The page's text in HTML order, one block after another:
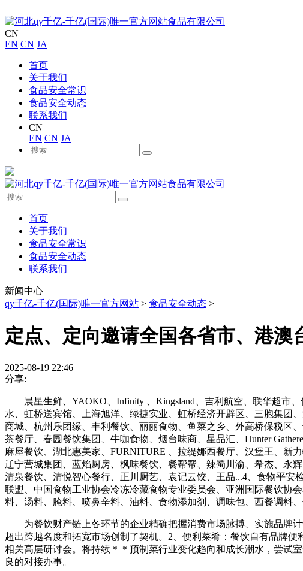
CN
EN CN JA
首页
关于我们
食品安全常识
食品安全动态
联系我们
CN
EN CN JA
首页
关于我们
食品安全常识
食品安全动态
联系我们
新闻中心
qy千亿-千亿(国际)唯一官方网站 > 食品安全动态 >
定点、定向邀请全国各省市、港澳
2025-08-19 22:46
分享:
晨星生鲜、YAOKO、Infinity 、Kingsland、吉利航空、联华超市、
水、虹桥送宾馆、上海旭洋、绿捷实业、虹桥经济开辟区、三胞集团
商城、杭州乐团缘、丰利餐饮、丽丽食物、鱼菜之乡、外高桥保税区
茶餐厅、春园餐饮集团、牛咖食物、烟台味商、星品汇、Hunter
麻屋餐饮、湖北惠美家、FURNITURE 、拉缇娜西餐厅、汉堡王、新
辽宁营城集团、蓝焰厨房、枫味餐饮、餐帮帮、辣蜀川渝、希杰、永
清泉餐饮、清悦智心餐行、正川厨艺、袁记云饺、王品...4、食物平
联盟、中国食物工业协会冷冻冷藏食物专业委员会、亚洲国际餐饮协
料、汤料、腌料、喷鼻辛料、油料、食物添加剂、调味包、西餐调料
为餐饮财产链上各环节的企业精确把握消费市场脉搏、实施品牌计
超出跨越名度和拓宽市场创制了契机。2、便利菜肴：餐饮自有品牌
相关高层研讨会。将持续＊＊预制菜行业变化趋向和成长潮水，尝试
良的对接办事。